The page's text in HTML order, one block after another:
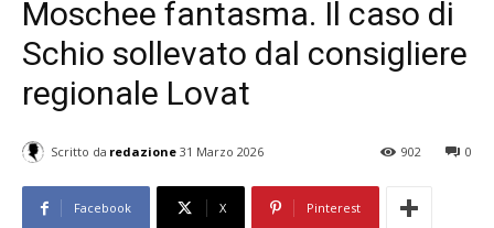
Moschee fantasma. Il caso di
Schio sollevato dal consigliere
regionale Lovat
Scritto da redazione 31 Marzo 2026 0
902
Facebook X Pinterest